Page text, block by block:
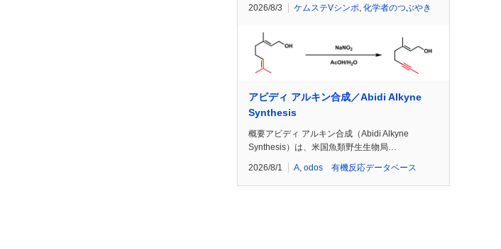
2026/8/3 ケムステVシンポ, 化学者のつぶやき
アビディ アルキン合成／Abidi Alkyne
Synthesis
概要アビディ アルキン合成（Abidi Alkyne
Synthesis）は、米国魚類野生生物局…
2026/8/1 A, odos 有機反応データベース